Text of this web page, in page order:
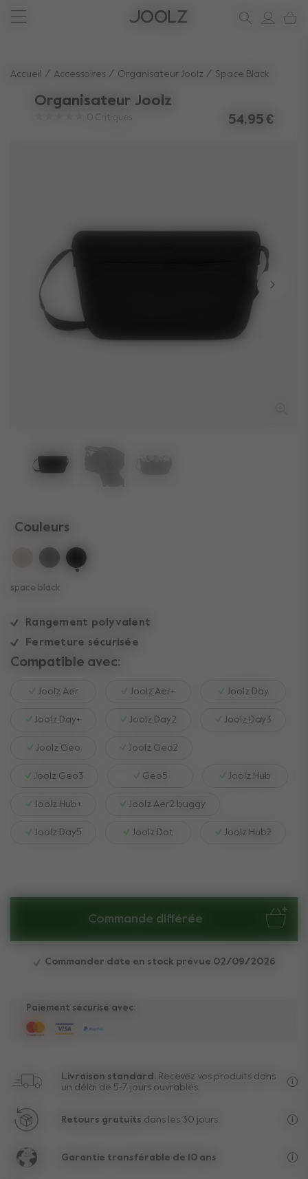
Nouveau: Joolz Aer²
Nouveau : la Joolz Aer²
Voir les accessoires l''été
soutien
Accueil Accessoires Organisateur Joolz Space Black
Organisateur Joolz
0 Critiques 54,95 €
Rangement polyvalent
Fermeture sécurisée
Couleurs
space black
Compatible avec:
Joolz Aer Joolz Aer+ Joolz Day
Joolz Day+ Joolz Day2 Joolz Day3
Joolz Geo Joolz Geo2
Joolz Geo3 Geo5 Joolz Hub
Joolz Hub+ Joolz Aer2 buggy
Joolz Day5 Joolz Dot Joolz Hub2
Commande différée
Commander date en stock prévue 02/09/2026
Paiement sécurisé avec:
Livraison standard.
Recevez vos produits dans
un délai de 5-7 jours ouvrables.
Retours gratuits dans les 30 jours.
Garantie transférable de 10 ans